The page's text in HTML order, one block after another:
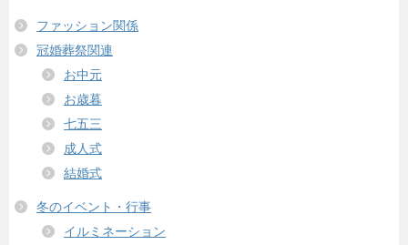
ファッション関係
冠婚葬祭関連
お中元
お歳暮
七五三
成人式
結婚式
冬のイベント・行事
イルミネーション